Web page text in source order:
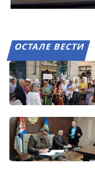
ОСТАЛЕ ВЕСТИ